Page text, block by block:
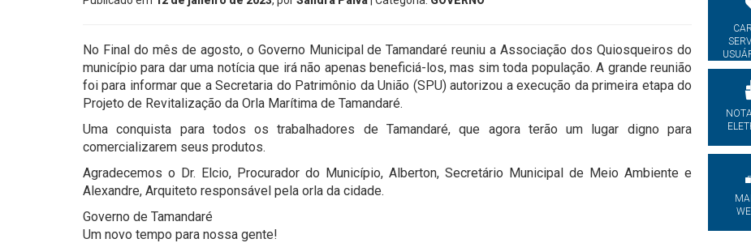
No Final do mês de agosto, o Governo Municipal de Tamandaré reuniu a Associação dos Quiosqueiros do
município para dar uma notícia que irá não apenas beneficiá-los, mas sim toda população. A grande reunião
foi para informar que a Secretaria do Patrimônio da União (SPU) autorizou a execução da primeira etapa do
Projeto de Revitalização da Orla Marítima de Tamandaré.
Uma conquista para todos os trabalhadores de Tamandaré, que agora terão um lugar digno para
comercializarem seus produtos.
Agradecemos o Dr. Elcio, Procurador do Município, Alberton, Secretário Municipal de Meio Ambiente e
Alexandre, Arquiteto responsável pela orla da cidade.
Governo de Tamandaré
Um novo tempo para nossa gente!